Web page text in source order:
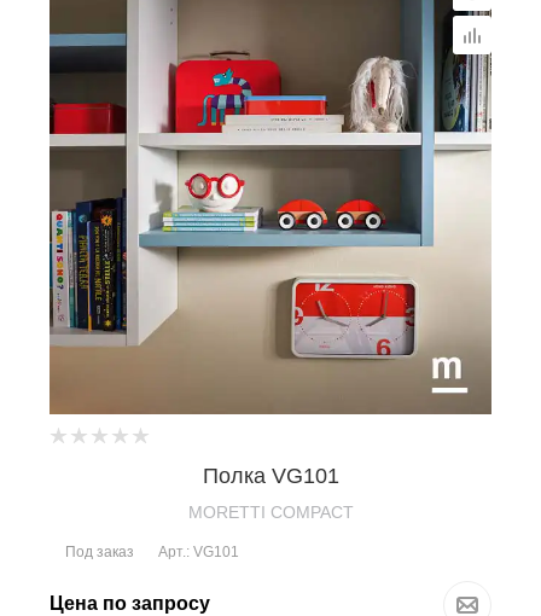
Полка VG101
MORETTI COMPACT
Под заказ Арт.: VG101
Цена по запросу